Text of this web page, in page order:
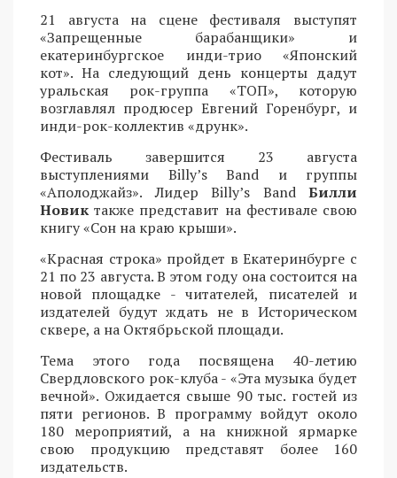
21 августа на сцене фестиваля выступят
«Запрещенные барабанщики» и
екатеринбургское инди-трио «Японский
кот». На следующий день концерты дадут
уральская рок-группа «ТОП», которую
возглавлял продюсер Евгений Горенбург, и
инди-рок-коллектив «друнк».
Фестиваль завершится 23 августа
выступлениями Billy’s Band и группы
«Аполоджайз». Лидер Billy’s Band Билли
Новик также представит на фестивале свою
книгу «Сон на краю крыши».
«Красная строка» пройдет в Екатеринбурге с
21 по 23 августа. В этом году она состоится на
новой площадке - читателей, писателей и
издателей будут ждать не в Историческом
сквере, а на Октябрьской площади.
Тема этого года посвящена 40-летию
Свердловского рок-клуба - «Эта музыка будет
вечной». Ожидается свыше 90 тыс. гостей из
пяти регионов. В программу войдут около
180 мероприятий, а на книжной ярмарке
свою продукцию представят более 160
издательств.